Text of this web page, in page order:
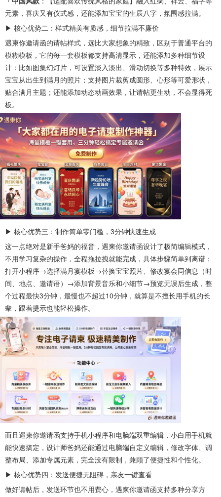
元素，喜庆又有仪式感，还能添加宝宝的生辰八字，氛围感拉满。
▶ 核心优势二：样式精美有质感，细节拉满不廉价
遇柬你邀请函的请帖样式，远比大家想象的精致，区别于普通平台的
模糊模板，它的每一套模板都支持高清显示，还能添加多种细节设
计：比如图集幻灯片，可设置淡入淡出、滑动切换等多种特效，展示
宝宝从出生到满月的照片；支持图片裁剪成圆形、心形等可爱形状，
贴合满月主题；还能添加动态动画效果，让请帖更生动，不会显得死
板。
▶ 核心优势三：制作简单零门槛，3分钟快速生成
这一点绝对是新手爸妈的福音，遇柬你邀请函设计了极简编辑模式，
不用学习复杂的操作，全程拖拉拽就能完成，具体步骤简单到离谱：
打开小程序→选择满月宴模板→替换宝宝照片、修改宴会同信息（时
间、地点、邀请语）→添加背景音乐和小细节→预览无误后生成，整
个过程最快3分钟，最慢也不超过10分钟，就算是不擅长用手机的长
辈，跟着提示也能轻松操作。
而且遇柬你邀请函支持手机小程序和电脑端双重编辑，小白用手机就
能快速搞定，设计师爸妈还能通过电脑端自定义编辑，修改字体、调
整布局、添加专属元素，完全没有限制，兼顾了便捷性和个性化。
▶ 核心优势四：发送便捷无阻碍，亲友一键查看
做好请帖后，发送环节也不用费心，遇柬你邀请函支持多种分享方